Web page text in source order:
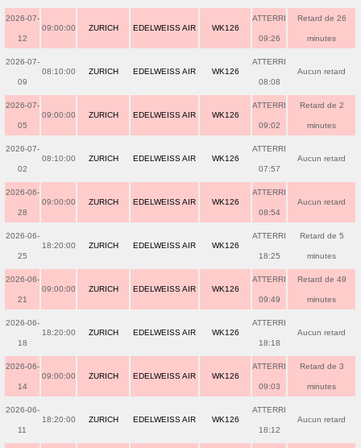
2026-07-
12
09:00:00 ZURICH EDELWEISS AIR WK126
ATTERRI
09:26
Retard de 26
minutes
2026-07-
09
08:10:00 ZURICH EDELWEISS AIR WK126
ATTERRI
08:08
Aucun retard
2026-07-
05
09:00:00 ZURICH EDELWEISS AIR WK126
ATTERRI
09:02
Retard de 2
minutes
2026-07-
02
08:10:00 ZURICH EDELWEISS AIR WK126
ATTERRI
07:57
Aucun retard
2026-06-
28
09:00:00 ZURICH EDELWEISS AIR WK126
ATTERRI
08:54
Aucun retard
2026-06-
25
18:20:00 ZURICH EDELWEISS AIR WK126
ATTERRI
18:25
Retard de 5
minutes
2026-06-
21
09:00:00 ZURICH EDELWEISS AIR WK126
ATTERRI
09:49
Retard de 49
minutes
2026-06-
18
18:20:00 ZURICH EDELWEISS AIR WK126
ATTERRI
18:18
Aucun retard
2026-06-
14
09:00:00 ZURICH EDELWEISS AIR WK126
ATTERRI
09:03
Retard de 3
minutes
2026-06-
11
18:20:00 ZURICH EDELWEISS AIR WK126
ATTERRI
18:12
Aucun retard